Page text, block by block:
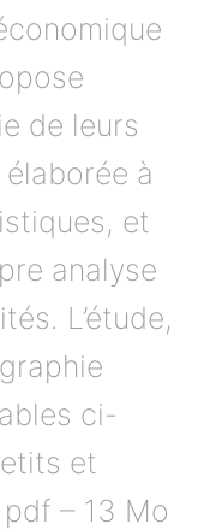
de leurs
à
et
analyse
L’étude,
ci-
et
– 13 Mo